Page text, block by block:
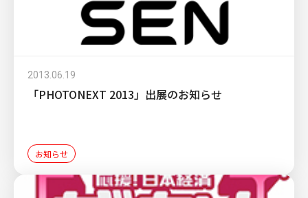
2013.06.19
「PHOTONEXT 2013」出展のお知らせ
お知らせ